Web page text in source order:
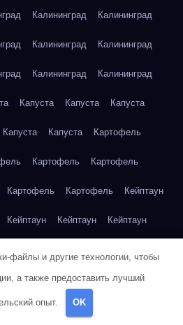
Калининград Калининград
Калининград Калининград
Калининград Калининград
Капуста Капуста Капуста
Капуста Капуста Картофель
Картофель Картофель
Картофель Картофель Кейптаун
Кейптаун Кейптаун Кейптаун
Кейптаун Кейптаун Кейптаун
Кейптаун Кейптаун
файлы и другие технологии, чтобы
а также предоставить лучший
опыт. OK